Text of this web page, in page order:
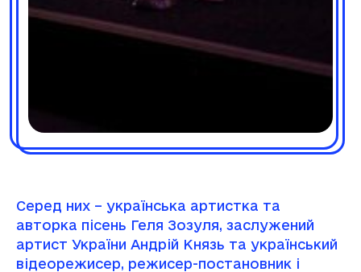
Серед них – українська артистка та
авторка пісень Геля Зозуля, заслужений
артист України Андрій Князь та український
відеорежисер, режисер-постановник і